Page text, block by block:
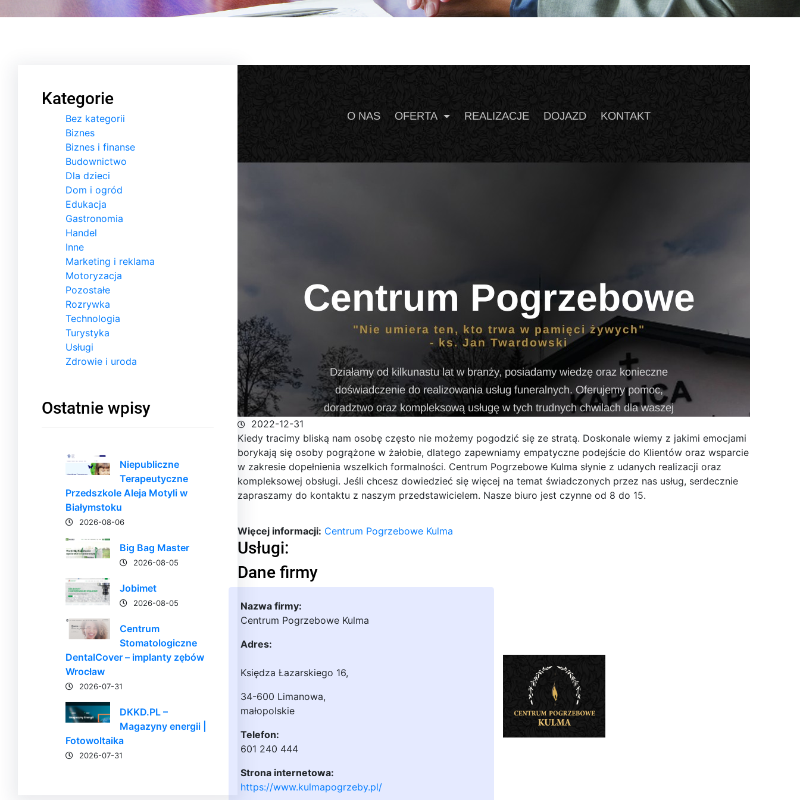
Kategorie
Bez kategorii
Biznes
Biznes i finanse
Budownictwo
Dla dzieci
Dom i ogród
Edukacja
Gastronomia
Handel
Inne
Marketing i reklama
Motoryzacja
Pozostałe
Rozrywka
Technologia
Turystyka
Usługi
Zdrowie i uroda
Ostatnie wpisy
Niepubliczne
Terapeutyczne
Przedszkole Aleja Motyli w
Białymstoku
2026-08-06
Big Bag Master
2026-08-05
Jobimet
2026-08-05
Centrum
Stomatologiczne
DentalCover – implanty zębów
Wrocław
2026-07-31
DKKD.PL –
Magazyny energii |
Fotowoltaika
2026-07-31
2022-12-31
Kiedy tracimy bliską nam osobę często nie możemy pogodzić się ze stratą. Doskonale wiemy z jakimi emocjami
borykają się osoby pogrążone w żałobie, dlatego zapewniamy empatyczne podejście do Klientów oraz wsparcie
w zakresie dopełnienia wszelkich formalności. Centrum Pogrzebowe Kulma słynie z udanych realizacji oraz
kompleksowej obsługi. Jeśli chcesz dowiedzieć się więcej na temat świadczonych przez nas usług, serdecznie
zapraszamy do kontaktu z naszym przedstawicielem. Nasze biuro jest czynne od 8 do 15.
Więcej informacji: Centrum Pogrzebowe Kulma
Usługi:
Dane firmy
Nazwa firmy:
Centrum Pogrzebowe Kulma
Adres:
Księdza Łazarskiego 16,
34-600 Limanowa,
małopolskie
Telefon:
601 240 444
Strona internetowa:
https://www.kulmapogrzeby.pl/